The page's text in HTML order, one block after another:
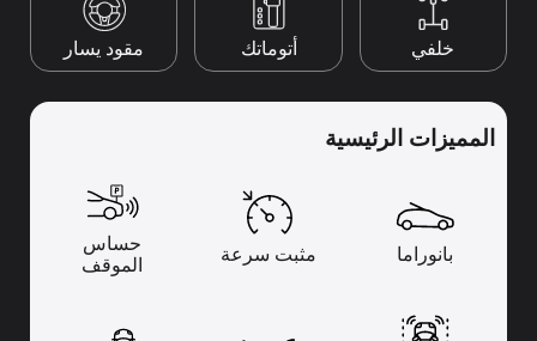
خلفي أتوماتك مقود يسار
المميزات الرئيسية
بانوراما مثبت سرعة
حساس
الموقف